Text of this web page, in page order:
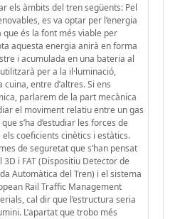
els àmbits del tren següents: Pel
es va optar per l’energia
que és la font més viable per
aquesta energia anirà en forma
i acumulada en una bateria al
per a la il·luminació,
cuina, entre d’altres. Si ens
parlarem de la part mecànica
el moviment relatiu entre un gas
s’ha d’estudiar les forces de
coeficients cinètics i estàtics.
de seguretat que s’han pensat
i FAT (Dispositiu Detector de
Automàtica del Tren) i el sistema
Rail Traffic Management
cal dir que l’estructura seria
L’apartat que trobo més